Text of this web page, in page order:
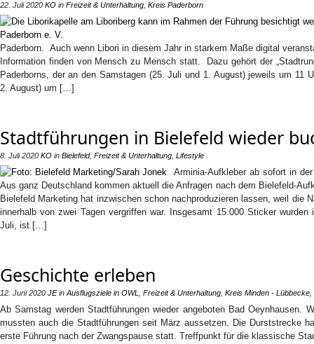
22. Juli 2020 KO in Freizeit & Unterhaltung Kreis Paderborn
Paderborn. Auch wenn Libori in diesem Jahr in starkem Maße digital
Information finden von Mensch zu Mensch statt. Dazu gehört der
Paderborns, der an den Samstagen (25. Juli und 1. August) jeweils um 11
2. August) um […]
Stadtführungen in Bielefeld wieder
8. Juli 2020 KO in Bielefeld, Freizeit & Unterhaltung Lifestyle
Arminia-Aufkleber ab sofort in
Aus ganz Deutschland kommen aktuell die Anfragen nach dem Bielefeld-
Bielefeld Marketing hat inzwischen schon nachproduzieren lassen, weil die
innerhalb von zwei Tagen vergriffen war. Insgesamt 15.000 Sticker
Juli, ist […]
Geschichte erleben
12. Juni 2020 JEin Ausflugsziele in OWL Freizeit & Unterhaltung Kreis Minden - Lübbecke
Ab Samstag werden Stadtführungen wieder angeboten Bad Oeynhausen.
mussten auch die Stadtführungen seit März aussetzen. Die Durststrecke
erste Führung nach der Zwangspause statt. Treffpunkt für die klassische